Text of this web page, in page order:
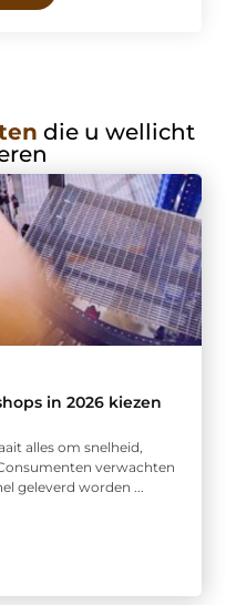
die u wellicht
in 2026 kiezen
alles om snelheid,
verwachten
geleverd worden ...